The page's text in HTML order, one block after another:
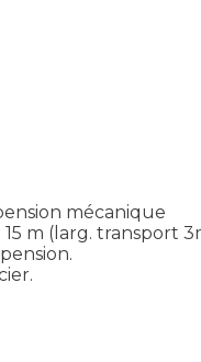
mécanique
m (larg. transport